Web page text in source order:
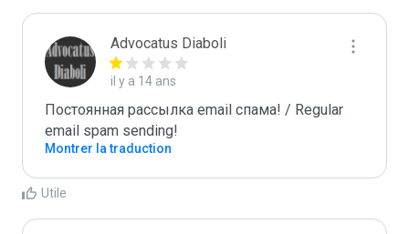
Advocatus Diaboli
il y a 14 ans
Постоянная рассылка email спама! / Regular
email spam sending!
Montrer la traduction
Utile